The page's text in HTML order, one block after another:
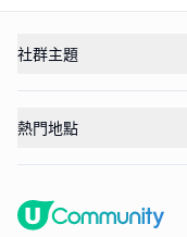
社群主題
熱門地點